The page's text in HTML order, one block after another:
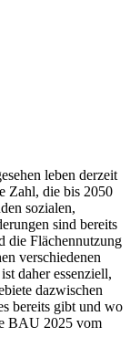
leben derzeit
Zahl, die bis 2050
sozialen,
sind bereits
die Flächennutzung
verschiedenen
daher essenziell,
dazwischen
bereits gibt und wo
BAU 2025 vom